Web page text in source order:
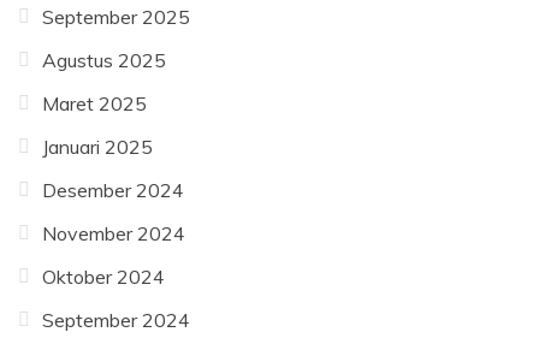
September 2025
Agustus 2025
Maret 2025
Januari 2025
Desember 2024
November 2024
Oktober 2024
September 2024